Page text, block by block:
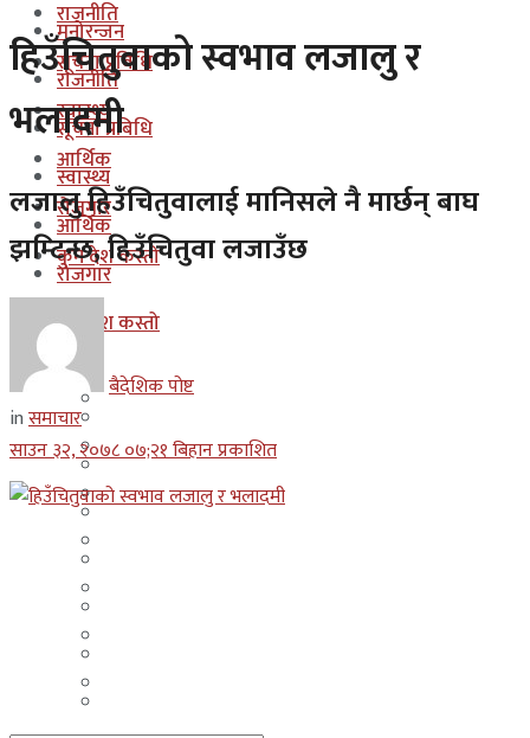
राजनीति
सूचना प्रबिधि
स्वास्थ्य
आर्थिक
रोजगार
कुन देश कस्तो
इजरायल
कुवेत
दक्षिण कोरीया
बहराईन
मनोरन्जन
राजनीति
सूचना प्रबिधि
स्वास्थ्य
आर्थिक
रोजगार
कुन देश कस्तो
इजरायल
कुवेत
दक्षिण कोरीया
हिउँचितुवाको स्वभाव लजालु र
भलादमी
लजालु हिउँचितुवालाई मानिसले नै मार्छन् बाघ
झम्टिन्छ, हिउँचितुवा लजाउँछ
बैदेशिक पोष्ट
inसमाचार
साउन ३२, २०७८ ०७;२१ बिहान प्रकाशित